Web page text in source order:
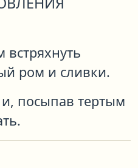
ром и сливки.
посыпав тертым